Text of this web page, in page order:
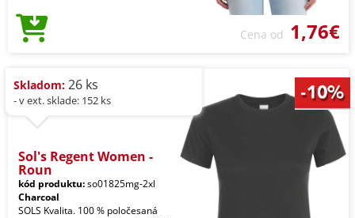
Cena od 1,76€
Skladom: 26 ks
- v ext. sklade: 152 ks
Sol's Regent Women -
Roun
kód produktu:so01825mg-2xl
Charcoal
SOLS Kvalita. 100 % poločesaná